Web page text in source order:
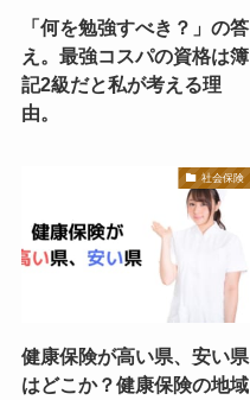
「何を勉強すべき？」の答
え。最強コスパの資格は簿
記2級だと私が考える理
由。
社会保険
健康保険が高い県、安い県
はどこか？健康保険の地域